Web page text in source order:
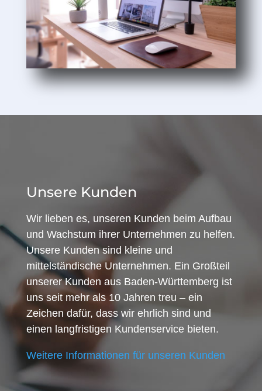
Unsere Kunden
Wir lieben es, unseren Kunden beim Aufbau
und Wachstum ihrer Unternehmen zu helfen.
Unsere Kunden sind kleine und
mittelständische Unternehmen. Ein Großteil
unserer Kunden aus Baden-Württemberg ist
uns seit mehr als 10 Jahren treu – ein
Zeichen dafür, dass wir ehrlich sind und
einen langfristigen Kundenservice bieten.
Weitere Informationen für unseren Kunden